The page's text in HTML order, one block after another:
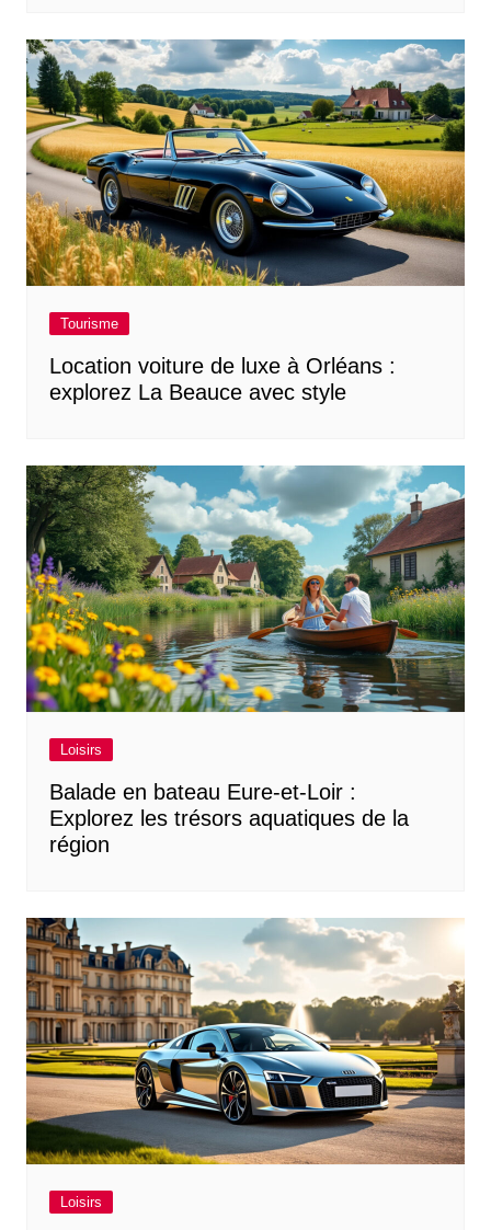
Tourisme
Location voiture de luxe à Orléans :
explorez La Beauce avec style
Loisirs
Balade en bateau Eure-et-Loir :
Explorez les trésors aquatiques de la
région
Loisirs